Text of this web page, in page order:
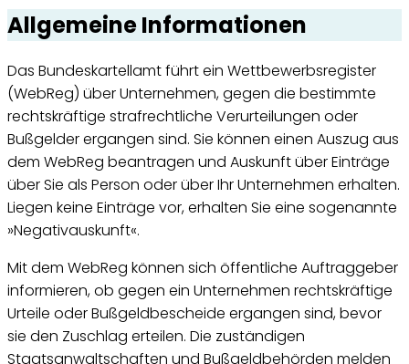
Allgemeine Informationen
Das Bundeskartellamt führt ein Wettbewerbsregister
(WebReg) über Unternehmen, gegen die bestimmte
rechtskräftige strafrechtliche Verurteilungen oder
Bußgelder ergangen sind. Sie können einen Auszug aus
dem WebReg beantragen und Auskunft über Einträge
über Sie als Person oder über Ihr Unternehmen erhalten.
Liegen keine Einträge vor, erhalten Sie eine sogenannte
»Negativauskunft«.
Mit dem WebReg können sich öffentliche Auftraggeber
informieren, ob gegen ein Unternehmen rechtskräftige
Urteile oder Bußgeldbescheide ergangen sind, bevor
sie den Zuschlag erteilen. Die zuständigen
Staatsanwaltschaften und Bußgeldbehörden melden